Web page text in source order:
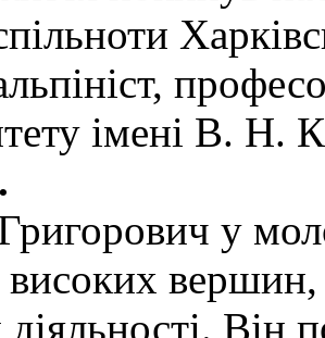
імені В. Н.
у
високих
діяльності. Він